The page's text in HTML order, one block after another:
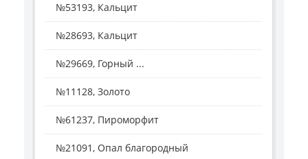
№53193, Кальцит
№28693, Кальцит
№29669, Горный ...
№11128, Золото
№61237, Пироморфит
№21091, Опал благородный